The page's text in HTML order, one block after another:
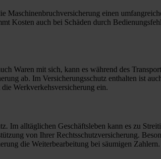
einen
Kosten auch bei Schäden durch
Waren mit sich, kann es während des
ab. Im Versicherungsschutz enthalten ist
Werkverkehsversicherung ein.
Im alltäglichen Geschäftsleben kann es zu
von Ihrer Rechtsschutzversicherung.
die Weiterbearbeitung bei säumigen Zahlern.